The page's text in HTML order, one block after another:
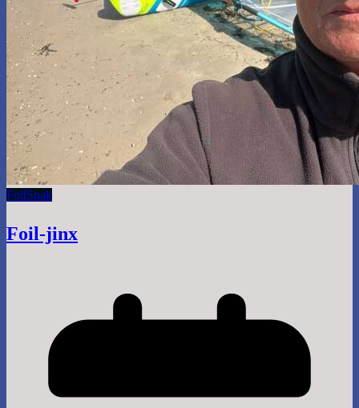
FoilSnak
Foil-jinx